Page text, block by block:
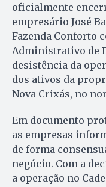
oficialmente
empresário José
Fazenda Conforto
Administrativo de
desistência da
dos ativos da
Nova Crixás, no
Em documento
as empresas
de forma
negócio. Com a
a operação no